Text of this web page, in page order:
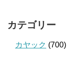
カテゴリー
カヤック (700)